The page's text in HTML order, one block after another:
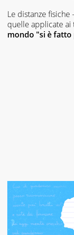
Le distanze fisiche
quelle applicate ai
mondo "si è fatto